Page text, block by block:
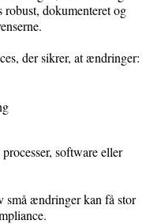
robust, dokumenteret og
der sikrer, at ændringer:
software eller
små ændringer kan få stor